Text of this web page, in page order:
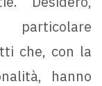
che, con la
hanno